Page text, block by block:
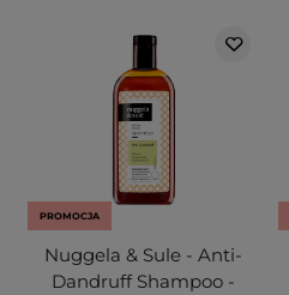
PROMOCJA
Nuggela & Sule - Anti-
Dandruff Shampoo -